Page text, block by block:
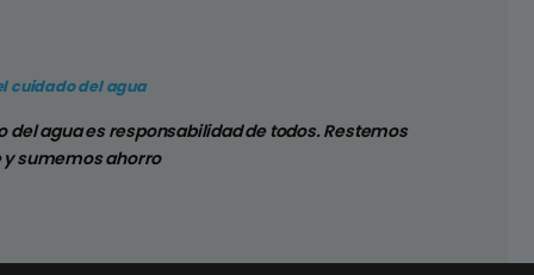
pérdidas en los sistemas sanitarios de su
cuidado del agua
del agua es responsabilidad de todos. Restemos
sumemos ahorro